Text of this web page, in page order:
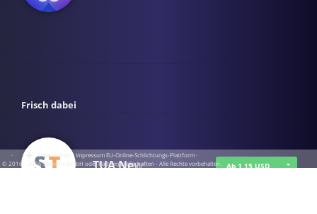
Frisch dabei
TUA News Ab 1,15 USD
· · ·Datenschutz ·Impressum EU-Online-Schlichtungs-Plattform·
© 2016 - 2026 SupraTix GmbH oder Partnergesellschaften - Alle Rechte vorbehalten.